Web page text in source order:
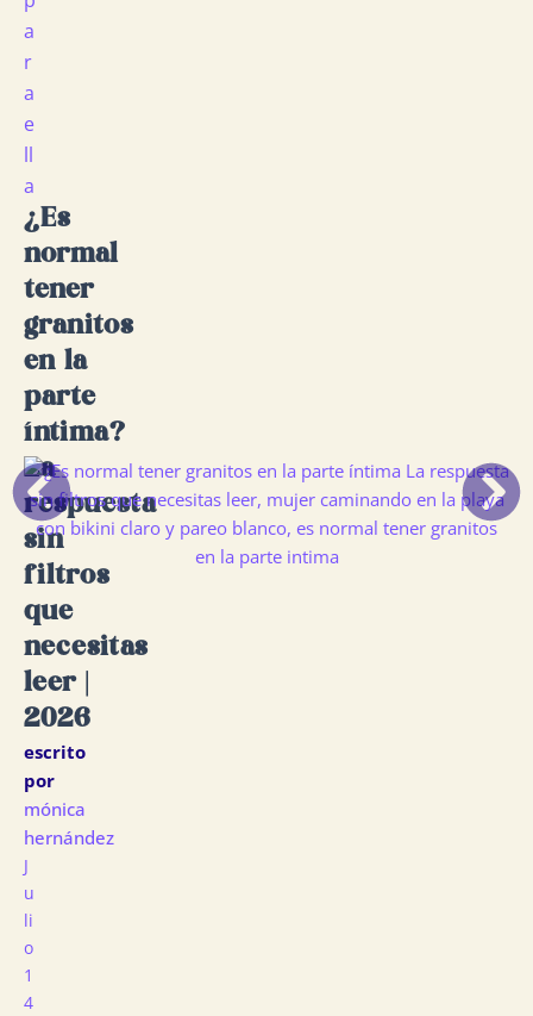
a
r
a
e
ll
a
¿Es
normal
tener
granitos
en la
parte
íntima?
La
respuesta
sin
filtros
que
necesitas
leer |
2026
escrito
por
mónica
hernández
J
U
Li
O
1
4
Ant